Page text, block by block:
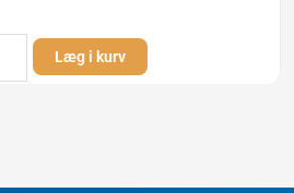
Læg i kurv